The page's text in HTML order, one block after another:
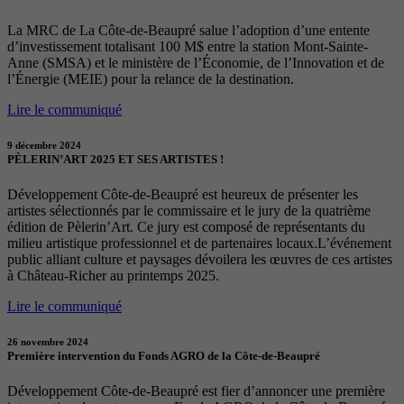
La MRC de La Côte-de-Beaupré salue l’adoption d’une entente
d’investissement totalisant 100 M$ entre la station Mont-Sainte-
Anne (SMSA) et le ministère de l’Économie, de l’Innovation et de
l’Énergie (MEIE) pour la relance de la destination.
Lire le communiqué
9 décembre 2024
PÈLERIN’ART 2025 ET SES ARTISTES !
Développement Côte-de-Beaupré est heureux de présenter les
artistes sélectionnés par le commissaire et le jury de la quatrième
édition de Pèlerin’Art. Ce jury est composé de représentants du
milieu artistique professionnel et de partenaires locaux.L’événement
public alliant culture et paysages dévoilera les œuvres de ces artistes
à Château-Richer au printemps 2025.
Lire le communiqué
26 novembre 2024
Première intervention du Fonds AGRO de la Côte-de-Beaupré
Développement Côte-de-Beaupré est fier d’annoncer une première